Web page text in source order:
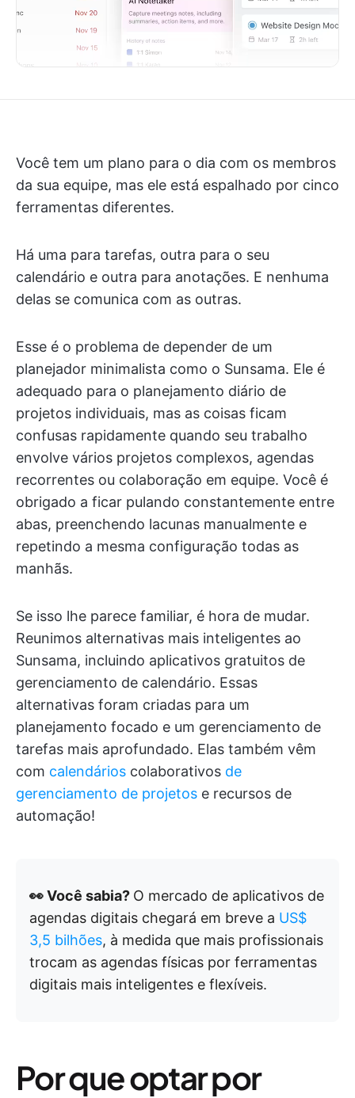
Você tem um plano para o dia com os membros
da sua equipe, mas ele está espalhado por cinco
ferramentas diferentes.
Há uma para tarefas, outra para o seu
calendário e outra para anotações. E nenhuma
delas se comunica com as outras.
Esse é o problema de depender de um
planejador minimalista como o Sunsama. Ele é
adequado para o planejamento diário de
projetos individuais, mas as coisas ficam
confusas rapidamente quando seu trabalho
envolve vários projetos complexos, agendas
recorrentes ou colaboração em equipe. Você é
obrigado a ficar pulando constantemente entre
abas, preenchendo lacunas manualmente e
repetindo a mesma configuração todas as
manhãs.
Se isso lhe parece familiar, é hora de mudar.
Reunimos alternativas mais inteligentes ao
Sunsama, incluindo aplicativos gratuitos de
gerenciamento de calendário. Essas
alternativas foram criadas para um
planejamento focado e um gerenciamento de
tarefas mais aprofundado. Elas também vêm
com calendários colaborativos de
gerenciamento de projetos e recursos de
automação!
👀 Você sabia? O mercado de aplicativos de
agendas digitais chegará em breve a US$
3,5 bilhões, à medida que mais profissionais
trocam as agendas físicas por ferramentas
digitais mais inteligentes e flexíveis.
Por que optar por